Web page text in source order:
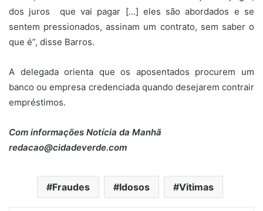
dos juros que vai pagar […] eles são abordados e se
sentem pressionados, assinam um contrato, sem saber o
que é”, disse Barros.
A delegada orienta que os aposentados procurem um
banco ou empresa credenciada quando desejarem contrair
empréstimos.
Com informações Notícia da Manhã
redacao@cidadeverde.com
Fraudes Idosos Vitimas